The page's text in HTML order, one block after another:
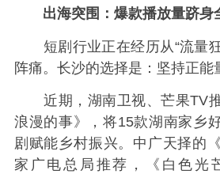
出海突围：爆款播放量跻身
短剧行业正在经历从“流量狂
阵痛。长沙的选择是：坚持正能
近期，湖南卫视、芒果TV推
浪漫的事》，将15款湖南家乡
剧赋能乡村振兴。中广天择的
家广电总局推荐，《白色光